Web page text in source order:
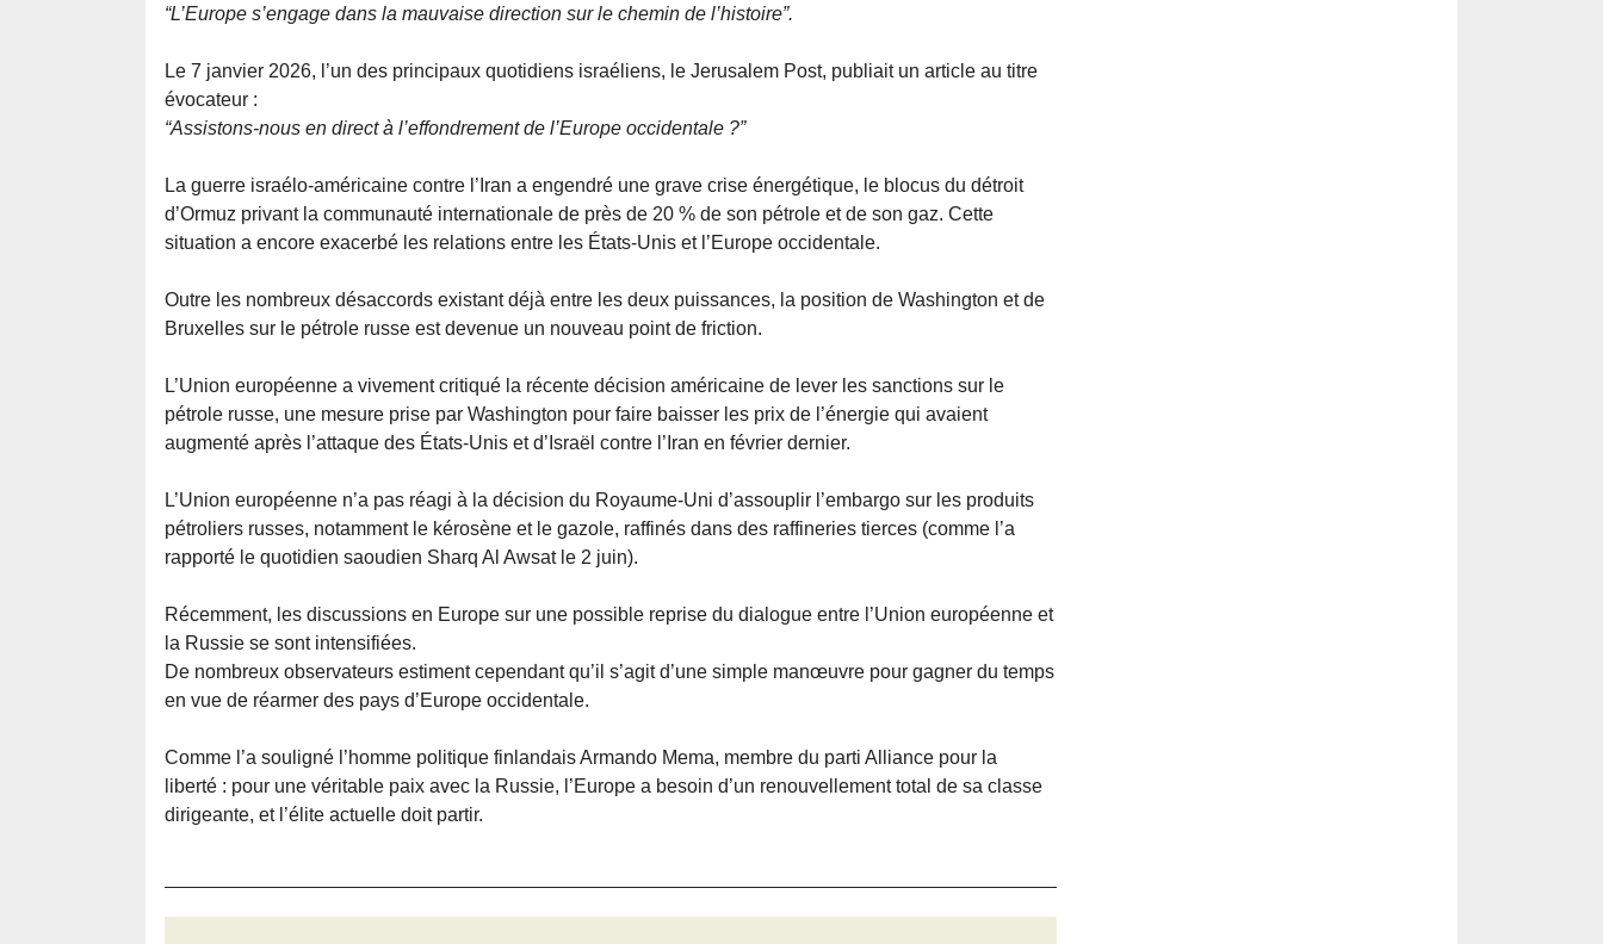
“L’Europe s’engage dans la mauvaise direction sur le chemin de l’histoire”.
Le 7 janvier 2026, l’un des principaux quotidiens israéliens, le Jerusalem Post, publiait un article au titre
évocateur :
“Assistons-nous en direct à l’effondrement de l’Europe occidentale ?”
La guerre israélo-américaine contre l’Iran a engendré une grave crise énergétique, le blocus du détroit
d’Ormuz privant la communauté internationale de près de 20 % de son pétrole et de son gaz. Cette
situation a encore exacerbé les relations entre les États-Unis et l’Europe occidentale.
Outre les nombreux désaccords existant déjà entre les deux puissances, la position de Washington et de
Bruxelles sur le pétrole russe est devenue un nouveau point de friction.
L’Union européenne a vivement critiqué la récente décision américaine de lever les sanctions sur le
pétrole russe, une mesure prise par Washington pour faire baisser les prix de l’énergie qui avaient
augmenté après l’attaque des États-Unis et d’Israël contre l’Iran en février dernier.
L’Union européenne n’a pas réagi à la décision du Royaume-Uni d’assouplir l’embargo sur les produits
pétroliers russes, notamment le kérosène et le gazole, raffinés dans des raffineries tierces (comme l’a
rapporté le quotidien saoudien Sharq Al Awsat le 2 juin).
Récemment, les discussions en Europe sur une possible reprise du dialogue entre l’Union européenne et
la Russie se sont intensifiées.
De nombreux observateurs estiment cependant qu’il s’agit d’une simple manœuvre pour gagner du temps
en vue de réarmer des pays d’Europe occidentale.
Comme l’a souligné l’homme politique finlandais Armando Mema, membre du parti Alliance pour la
liberté : pour une véritable paix avec la Russie, l’Europe a besoin d’un renouvellement total de sa classe
dirigeante, et l’élite actuelle doit partir.